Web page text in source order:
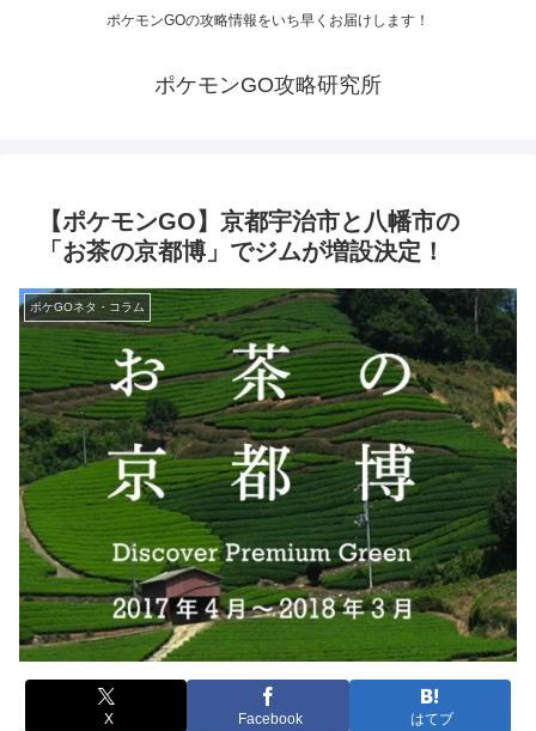
ポケモンGOの攻略情報をいち早くお届けします！
ポケモンGO攻略研究所
【ポケモンGO】京都宇治市と八幡市の
「お茶の京都博」でジムが増設決定！
ポケGOネタ・コラム
X Facebook はてブ